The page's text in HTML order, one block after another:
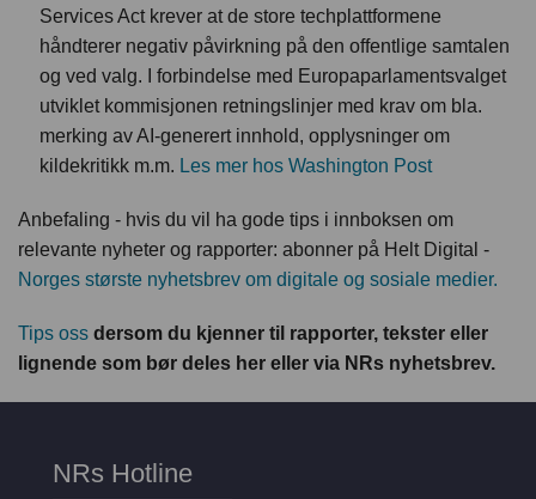
Services Act krever at de store techplattformene
håndterer negativ påvirkning på den offentlige samtalen
og ved valg. I forbindelse med Europaparlamentsvalget
utviklet kommisjonen retningslinjer med krav om bla.
merking av AI-generert innhold, opplysninger om
kildekritikk m.m. Les mer hos Washington Post
Anbefaling - hvis du vil ha gode tips i innboksen om
relevante nyheter og rapporter: abonner på Helt Digital -
Norges største nyhetsbrev om digitale og sosiale medier.
Tips oss dersom du kjenner til rapporter, tekster eller
lignende som bør deles her eller via NRs nyhetsbrev.
NRs Hotline